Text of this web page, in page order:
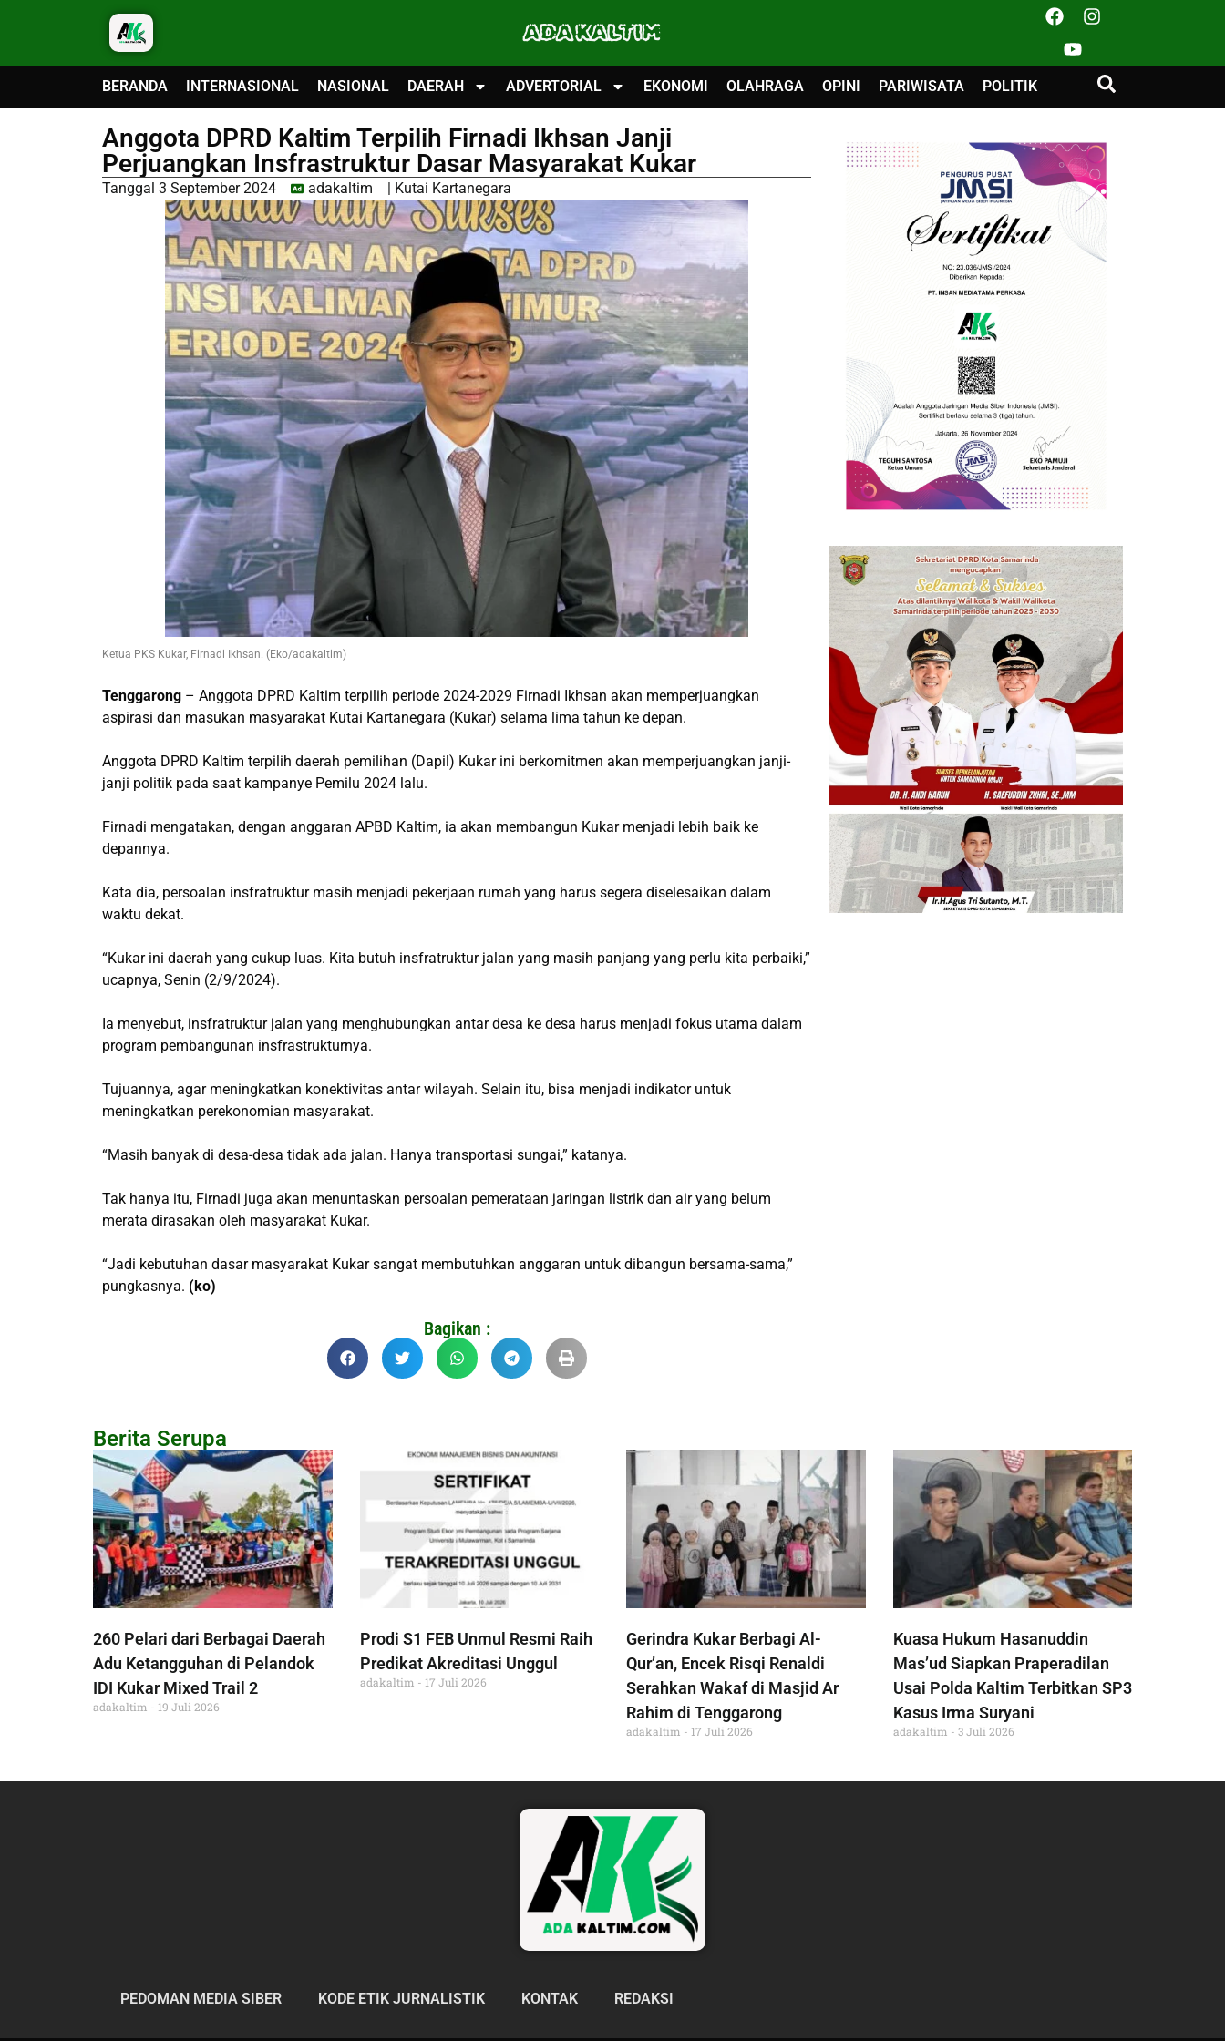
ADA KALTIM
BERANDA INTERNASIONAL NASIONAL DAERAH ADVERTORIAL EKONOMI OLAHRAGA OPINI PARIWISATA POLITIK
Anggota DPRD Kaltim Terpilih Firnadi Ikhsan Janji
Perjuangkan Insfrastruktur Dasar Masyarakat Kukar
Tanggal 3 September 2024 adakaltim | Kutai Kartanegara
Ketua PKS Kukar, Firnadi Ikhsan. (Eko/adakaltim)
Tenggarong – Anggota DPRD Kaltim terpilih periode 2024-2029 Firnadi Ikhsan akan memperjuangkan
aspirasi dan masukan masyarakat Kutai Kartanegara (Kukar) selama lima tahun ke depan.
Anggota DPRD Kaltim terpilih daerah pemilihan (Dapil) Kukar ini berkomitmen akan memperjuangkan janji-
janji politik pada saat kampanye Pemilu 2024 lalu.
Firnadi mengatakan, dengan anggaran APBD Kaltim, ia akan membangun Kukar menjadi lebih baik ke
depannya.
Kata dia, persoalan insfratruktur masih menjadi pekerjaan rumah yang harus segera diselesaikan dalam
waktu dekat.
“Kukar ini daerah yang cukup luas. Kita butuh insfratruktur jalan yang masih panjang yang perlu kita perbaiki,”
ucapnya, Senin (2/9/2024).
Ia menyebut, insfratruktur jalan yang menghubungkan antar desa ke desa harus menjadi fokus utama dalam
program pembangunan insfrastrukturnya.
Tujuannya, agar meningkatkan konektivitas antar wilayah. Selain itu, bisa menjadi indikator untuk
meningkatkan perekonomian masyarakat.
“Masih banyak di desa-desa tidak ada jalan. Hanya transportasi sungai,” katanya.
Tak hanya itu, Firnadi juga akan menuntaskan persoalan pemerataan jaringan listrik dan air yang belum
merata dirasakan oleh masyarakat Kukar.
“Jadi kebutuhan dasar masyarakat Kukar sangat membutuhkan anggaran untuk dibangun bersama-sama,”
pungkasnya. (ko)
Bagikan :
Berita Serupa
260 Pelari dari Berbagai Daerah
Adu Ketangguhan di Pelandok
IDI Kukar Mixed Trail 2
adakaltim 19 Juli 2026
Prodi S1 FEB Unmul Resmi Raih
Predikat Akreditasi Unggul
adakaltim 17 Juli 2026
Gerindra Kukar Berbagi Al-
Qur’an, Encek Risqi Renaldi
Serahkan Wakaf di Masjid Ar
Rahim di Tenggarong
adakaltim 17 Juli 2026
Kuasa Hukum Hasanuddin
Mas’ud Siapkan Praperadilan
Usai Polda Kaltim Terbitkan SP3
Kasus Irma Suryani
adakaltim 3 Juli 2026
PEDOMAN MEDIA SIBER KODE ETIK JURNALISTIK KONTAK REDAKSI